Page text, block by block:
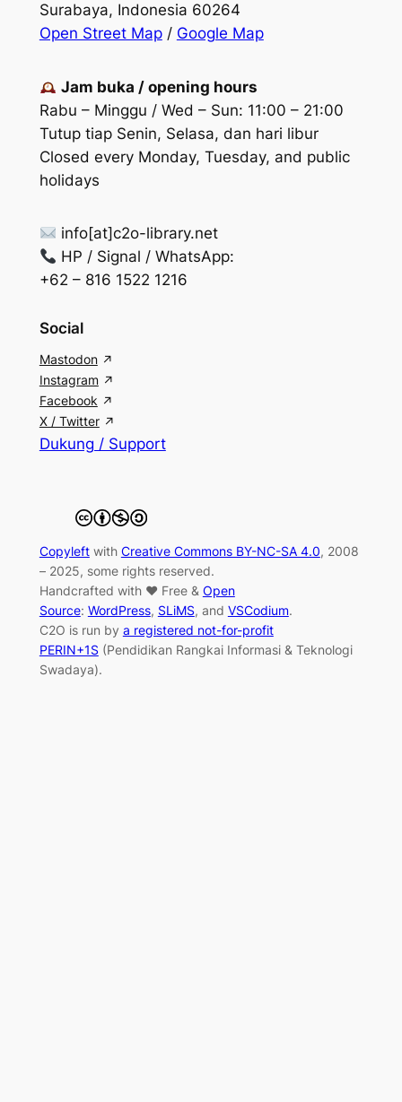
Surabaya, Indonesia 60264
Open Street Map/ Google Map
Jam buka / opening hours
Rabu – Minggu / Wed – Sun: 11:00 – 21:00
Tutup tiap Senin, Selasa, dan hari libur
Closed every Monday, Tuesday, and public
holidays
info[at]c2o-library.net
HP / Signal / WhatsApp:
+62 – 816 1522 1216
Social
Mastodon
Instagram
Facebook
X / Twitter
Dukung / Support
Copyleftwith Creative Commons BY-NC-SA 4.0, 2008
– 2025, some rights reserved.
Handcrafted with ♥ Free & Open
Source: WordPress, SLiMS, and VSCodium.
C2O is run by a registered not-for-profit
PERIN+1S(Pendidikan Rangkai Informasi & Teknologi
Swadaya).